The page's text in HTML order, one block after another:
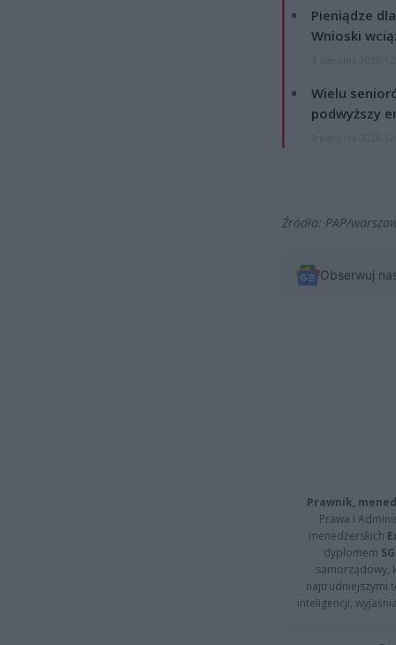
Pieniądze
Wnioski
Wielu
podwyższy
Źródła: PAP/
Obserwuj
Prawnik,
Prawa i
menedżerskich
dyplomem
samorządowy,
najtrudniejszymi
inteligencji,